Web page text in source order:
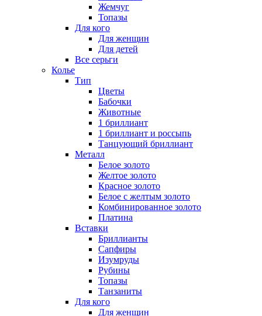
Жемчуг
Топазы
Для кого
Для женщин
Для детей
Все серьги
Колье
Тип
Цветы
Бабочки
Животные
1 бриллиант
1 бриллиант и россыпь
Танцующий бриллиант
Металл
Белое золото
Желтое золото
Красное золото
Белое с желтым золото
Комбинированное золото
Платина
Вставки
Бриллианты
Сапфиры
Изумруды
Рубины
Топазы
Танзаниты
Для кого
Для женщин